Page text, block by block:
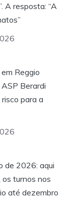
A resposta: “A
Reggio
Berardi
para a
de 2026: aqui
turnos nos
até dezembro